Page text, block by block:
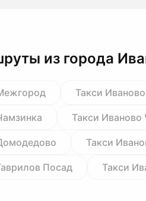
из города
Такси
Такси Иваново
Такси
Посад Такси